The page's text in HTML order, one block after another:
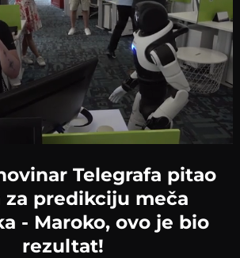
Telegrafa pitao
za predikciju meča
- Maroko, ovo je bio
rezultat!